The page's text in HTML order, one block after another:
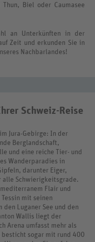
Biel oder Caumasee
an Unterkünften in der
Zeit und erkunden Sie in
Nachbarlandes!
Schweiz-Reise
Jura-Gebirge: In der
Berglandschaft,
und eine reiche Tier- und
Wanderparadies in
darunter Eiger,
alle Schwierigkeitsgrade.
Flair und
mit seinen
den Luganer See und den
Wallis liegt der
Arena umfasst mehr als
sogar mit rund 400